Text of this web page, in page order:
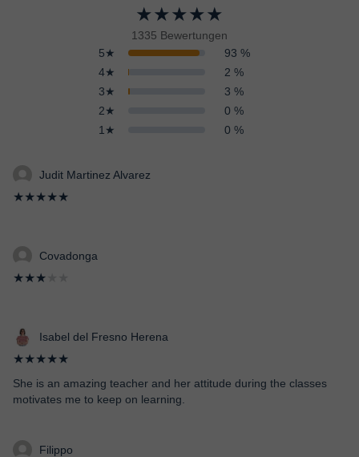
★★★★★
1335 Bewertungen
5★
93 %
4★
2 %
3★
3 %
2★
0 %
1★
0 %
Judit Martinez Alvarez
★★★★★
Covadonga
★★★
Isabel del Fresno Herena
★★★★★
She is an amazing teacher and her attitude during the classes
motivates me to keep on learning.
Filippo